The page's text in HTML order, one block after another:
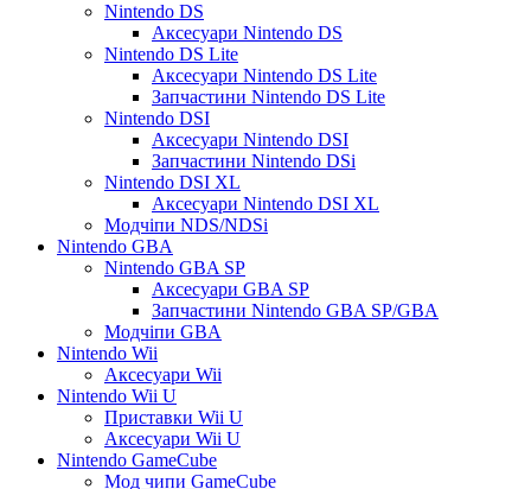
Nintendo DS
Аксесуари Nintendo DS
Nintendo DS Lite
Аксесуари Nintendo DS Lite
Запчастини Nintendo DS Lite
Nintendo DSI
Аксесуари Nintendo DSI
Запчастини Nintendo DSi
Nintendo DSI XL
Аксесуари Nintendo DSI XL
Модчіпи NDS/NDSi
Nintendo GBA
Nintendo GBA SP
Аксесуари GBA SP
Запчастини Nintendo GBA SP/GBA
Модчіпи GBA
Nintendo Wii
Аксесуари Wii
Nintendo Wii U
Приставки Wii U
Аксесуари Wii U
Nintendo GameCube
Мод чипи GameCube